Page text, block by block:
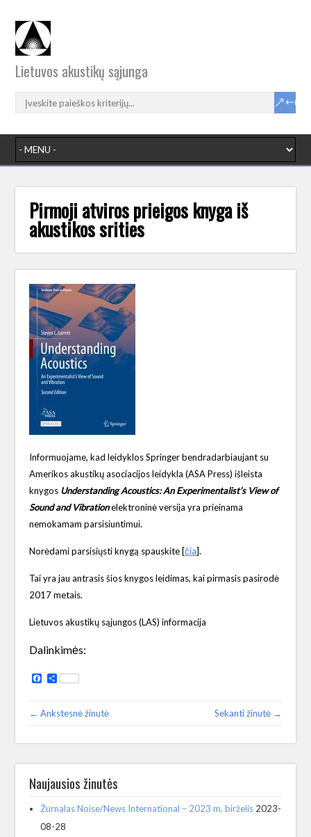
Lietuvos akustikų sąjunga
Pirmoji atviros prieigos knyga iš
akustikos srities
Informuojame, kad leidyklos Springer bendradarbiaujant su
Amerikos akustikų asociacijos leidykla (ASA Press) išleista
knygos Understanding Acoustics: An Experimentalist’s View of
Sound and Vibrationelektroninė versija yra prieinama
nemokamam parsisiuntimui.
Norėdami parsisiųsti knygą spauskite [čia].
Tai yra jau antrasis šios knygos leidimas, kai pirmasis pasirodė
2017 metais.
Lietuvos akustikų sąjungos (LAS) informacija
Dalinkimės:
Facebook
Share
← Ankstesnė žinutė Sekanti žinutė →
Naujausios žinutės
Žurnalas Noise/News International – 2023 m. birželis 2023-
08-28